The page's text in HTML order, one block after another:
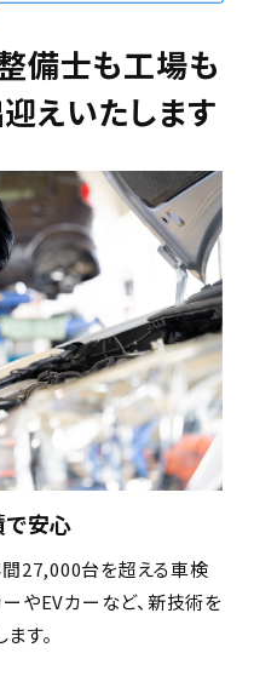
備士も工場も
えいたします
安心
27,000台を超える車検
ーやEVカーなど、新技術を
す。